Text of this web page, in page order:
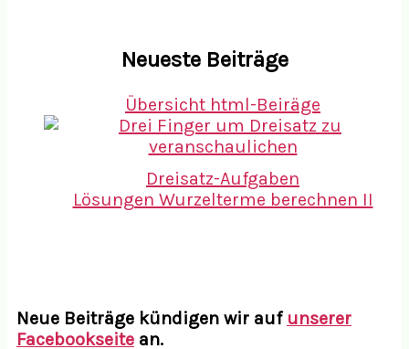
Neueste Beiträge
Übersicht html-Beiräge
Dreisatz-Aufgaben
Lösungen Wurzelterme berechnen II
Neue Beiträge kündigen wir auf unserer
Facebookseite an.